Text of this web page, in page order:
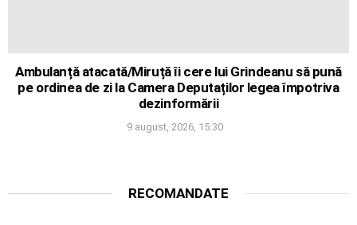
Ambulanță atacată/Miruță îi cere lui Grindeanu să pună
pe ordinea de zi la Camera Deputaților legea împotriva
dezinformării
9 august, 2026, 15:30
RECOMANDATE